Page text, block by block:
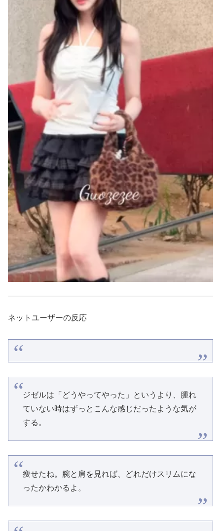
ネットユーザーの反応
ジゼルは「どうやってやった」というより、腫れ
ていない時はずっとこんな感じだったような気が
する。
痩せたね。腕と肩を見れば、どれだけスリムにな
ったかわかるよ。